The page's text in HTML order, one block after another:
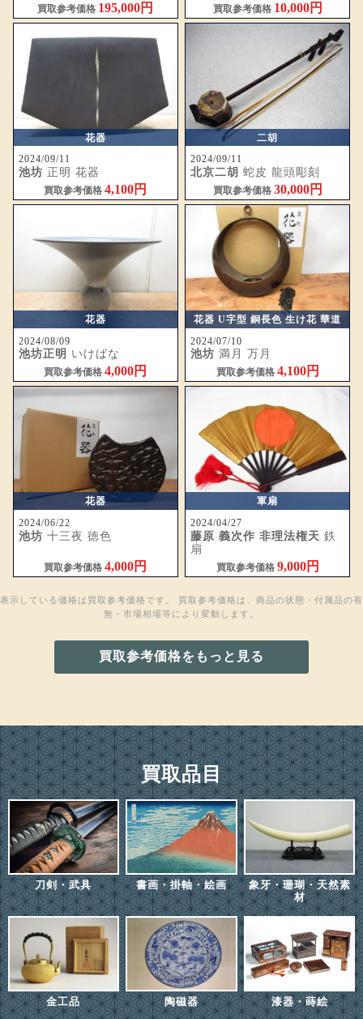
買取参考価格 195,000円 買取参考価格 10,000円
花器
2024/09/11
池坊 正明 花器
買取参考価格4,100円
二胡
2024/09/11
北京二胡 蛇皮 龍頭彫刻
買取参考価格 30,000円
花器
2024/08/09
池坊正明 いけばな
買取参考価格4,000円
花器 U字型 銅長色 生け花 華道
2024/07/10
池坊 満月 万月
買取参考価格 4,100円
花器
2024/06/22
池坊 十三夜 徳色
買取参考価格4,000円
軍扇
2024/04/27
藤原 義次作 非理法権天 鉄
扇
買取参考価格 9,000円
表示している価格は買取参考価格です。 買取参考価格は、商品の状態・付属品の有
無・市場相場等により変動します。
買取参考価格をもっと見る
買取品目
刀剣・武具 書画・掛軸・絵画
象牙・珊瑚・天然素
材
金工品 陶磁器 漆器・蒔絵